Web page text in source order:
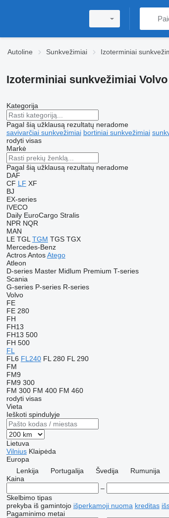
Autoline Sunkvežimiai Izoterminiai
Izoterminiai sunkvežimiai Volvo
Kategorija
Pagal šią užklausą rezultatų neradome
savivarčiai sunkvežimiai bortiniai sunkvežimiai
rodyti visas
Markė
Pagal šią užklausą rezultatų neradome
DAF
CF LF XF
BJ
EX-series
IVECO
Daily EuroCargo Stralis
NPR NQR
MAN
LE TGL TGM TGS TGX
Mercedes-Benz
Actros Antos Atego
Atleon
D-series Master Midlum Premium T-series
Scania
G-series P-series R-series
Volvo
FE
FE 280
FH
FH13
FH13 500
FH 500
FL
FL6 FL240 FL 280 FL 290
FM
FM9
FM9 300
FM 300 FM 400 FM 460
rodyti visas
Vieta
Ieškoti spindulyje
Lietuva
Vilnius Klaipėda
Europa
Lenkija
Portugalija Švedija Rumunija
Kaina
–
Skelbimo tipas
prekyba iš gamintojo išperkamoji nuoma kreditas
Pagaminimo metai